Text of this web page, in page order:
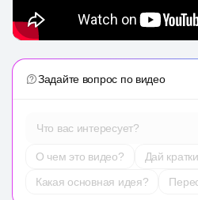
Задайте вопрос по видео
Что вас интересует?
О чем это видео?
Дай
Какая основная идея?